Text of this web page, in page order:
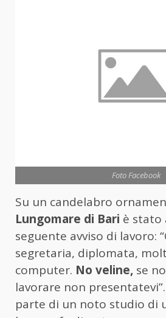
Foto Facebook
Su un candelabro
Lungomare di Bari è stato
seguente avviso di lavoro:
segretaria, diplomata,
computer. No veline, se
lavorare non
parte di un noto studio di